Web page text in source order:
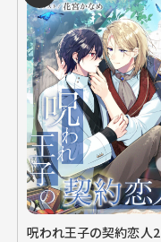
呪われ王子の契約恋人2